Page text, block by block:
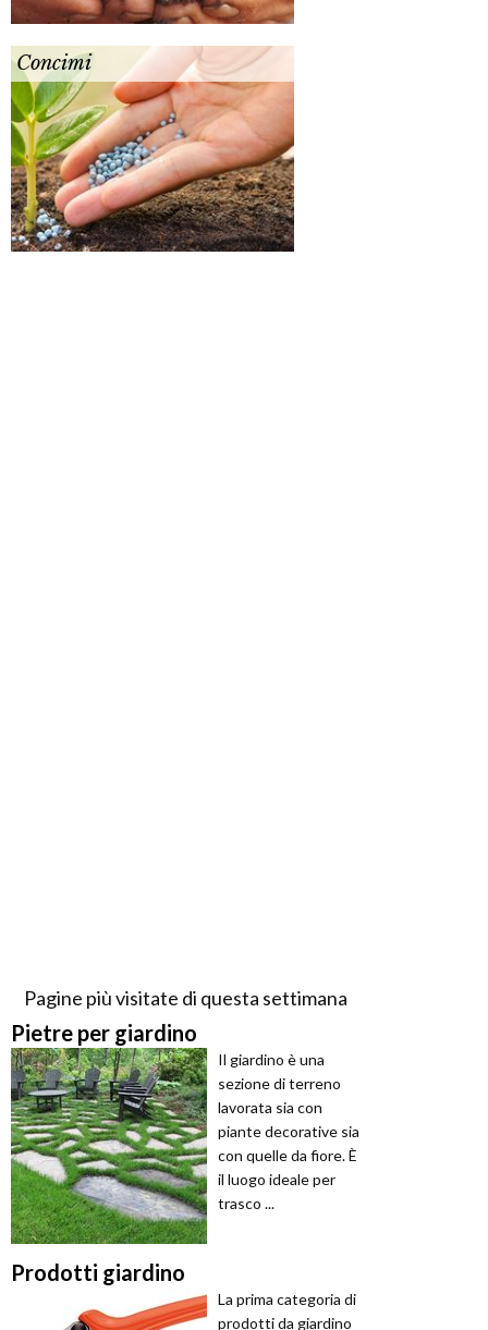
Concimi
Pagine più visitate di questa settimana
Pietre per giardino
Il giardino è una
sezione di terreno
lavorata sia con
piante decorative sia
con quelle da fiore. È
il luogo ideale per
trasco ...
Prodotti giardino
La prima categoria di
prodotti da giardino